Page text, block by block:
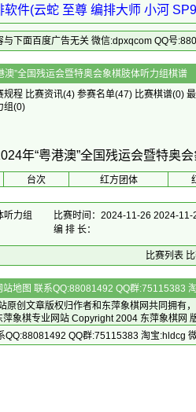
软件(云蛇 至尊 编排大师 小河
与下面百度广告无关 微信:dpxqcom QQ号
“粤港澳”全国残运会暨
规程 比赛资讯(4) 参赛名单(47) 比赛棋谱(0)
组(0)
年“粤港澳”全国残运会暨特奥
台次 红方团体
听力组
比赛时间：2024-11-26 2024-11-
编 排 长：
比赛列表
站地图 联系QQ:88081492 QQ群:75115383
原创文章版权归作者和 东萍象棋网共同拥有
萍象棋专业网站 Copyright 2004 东萍象棋网
QQ:88081492 QQ群:75115383 淘宝:hldcg